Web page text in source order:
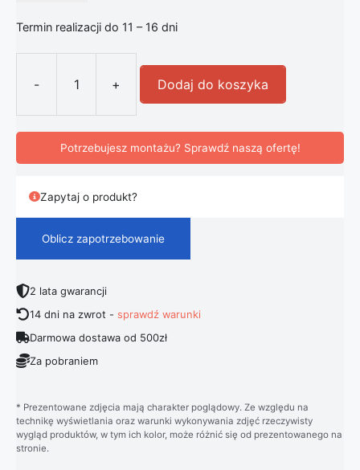
Termin realizacji do 11 – 16 dni
-
ilość FLOS Pointbreak Balisage 1
+ Dodaj do koszyka
Potrzebujesz montażu? Sprawdź naszą ofertę!
Zapytaj o produkt?
Oblicz zapotrzebowanie
2 lata gwarancji
14 dni na zwrot -sprawdź warunki
Darmowa dostawa od 500zł
Za pobraniem
* Prezentowane zdjęcia mają charakter poglądowy. Ze względu na
technikę wyświetlania oraz warunki wykonywania zdjęć rzeczywisty
wygląd produktów, w tym ich kolor, może różnić się od prezentowanego na
stronie.